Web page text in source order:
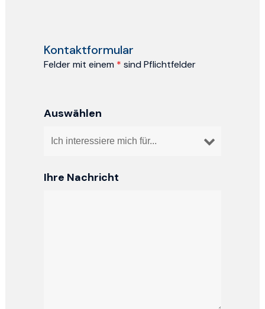
Kontaktformular
Felder mit einem * sind Pflichtfelder
Auswählen
Ihre Nachricht